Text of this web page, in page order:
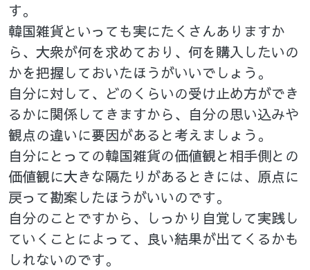
す。
韓国雑貨といっても実にたくさんありますか
ら、大衆が何を求めており、何を購入したいの
かを把握しておいたほうがいいでしょう。
自分に対して、どのくらいの受け止め方ができ
るかに関係してきますから、自分の思い込みや
観点の違いに要因があると考えましょう。
自分にとっての韓国雑貨の価値観と相手側との
価値観に大きな隔たりがあるときには、原点に
戻って勘案したほうがいいのです。
自分のことですから、しっかり自覚して実践し
ていくことによって、良い結果が出てくるかも
しれないのです。